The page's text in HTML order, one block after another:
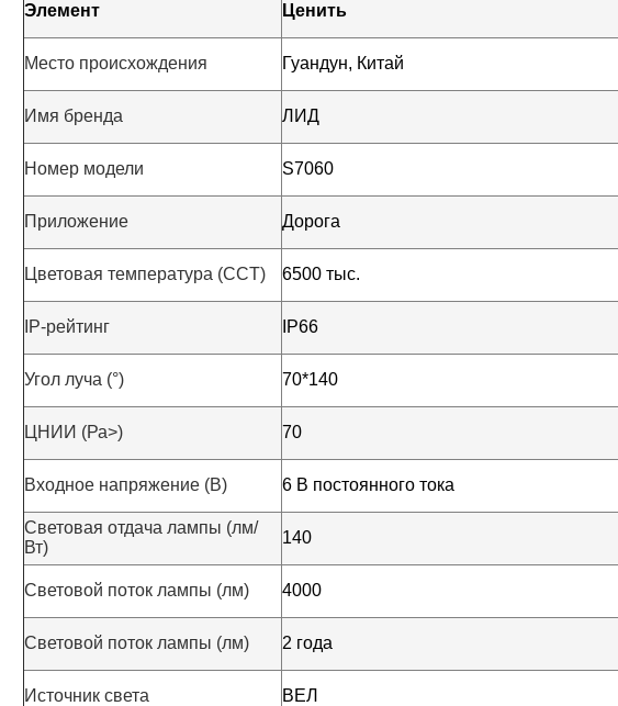
Оставьте сообщение
Мы скоро тебе перезвоним!
Элемент Ценить
Место происхождения Гуандун, Китай
Имя бренда ЛИД
Номер модели S7060
Приложение Дорога
Цветовая температура (CCT) 6500 тыс.
IP-рейтинг IP66
Угол луча (°) 70*140
ЦНИИ (Ра>) 70
Входное напряжение (В) 6 В постоянного тока
Световая отдача лампы (лм/
Вт)
140
Световой поток лампы (лм) 4000
Световой поток лампы (лм) 2 года
Источник света ВЕЛ